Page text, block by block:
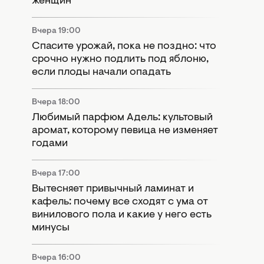
Вчера 19:00
Спасите урожай, пока не поздно: что
срочно нужно подлить под яблоню,
если плоды начали опадать
Вчера 18:00
Любимый парфюм Адель: культовый
аромат, которому певица не изменяет
годами
Вчера 17:00
Вытесняет привычный ламинат и
кафель: почему все сходят с ума от
винилового пола и какие у него есть
минусы
Вчера 16:00